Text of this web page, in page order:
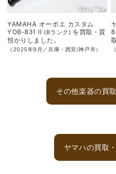
YAMAHA オーボエ カスタム
YOB-831 II Bランク を買取・質
預かり しました。
（2025年9月／兵庫・西宮/神戸市）
その他楽器の買
ヤマハの買取